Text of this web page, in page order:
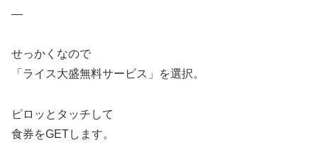
—
せっかくなので
「ライス大盛無料サービス」を選択。
ピロッとタッチして
食券をGETします。